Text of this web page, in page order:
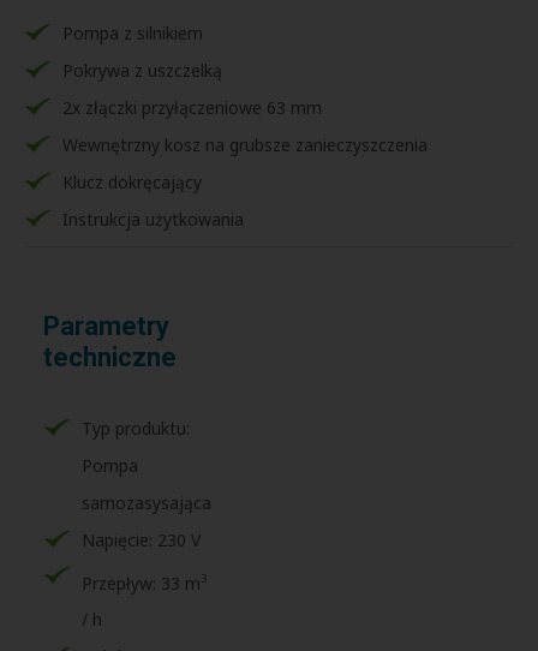
Pompa z silnikiem
Pokrywa z uszczelką
2x złączki przyłączeniowe 63 mm
Wewnętrzny kosz na grubsze zanieczyszczenia
Klucz dokręcający
Instrukcja użytkowania
Parametry
techniczne
Typ produktu:
Pompa
samozasysająca
Napięcie: 230 V
Przepływ: 33 m3
/ h